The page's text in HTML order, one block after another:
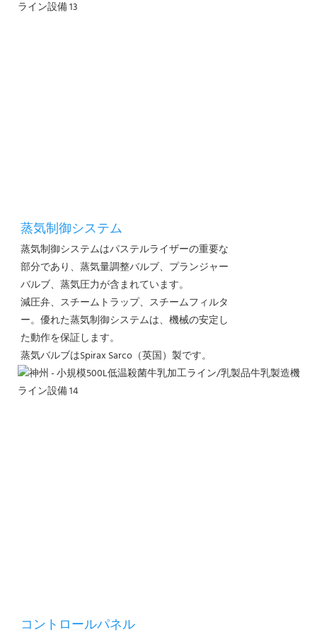
蒸気制御システム
蒸気制御システムはパステルライザーの重要な
部分であり、蒸気量調整バルブ、プランジャー
バルブ、蒸気圧力が含まれています。
減圧弁、スチームトラップ、スチームフィルタ
ー。優れた蒸気制御システムは、機械の安定し
た動作を保証します。
蒸気バルブはSpirax Sarco（英国）製です。
コントロールパネル